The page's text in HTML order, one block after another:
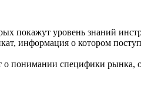
покажут уровень знаний
информация о котором
о понимании специфики рынка,